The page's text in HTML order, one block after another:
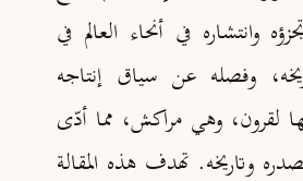
وانتشاره في أنحاء العالم في
وفصله عن سياق إنتاجه
لقرون، وهي مراكش، مما أدّى
وتاريخه. تهدف هذه المقالة